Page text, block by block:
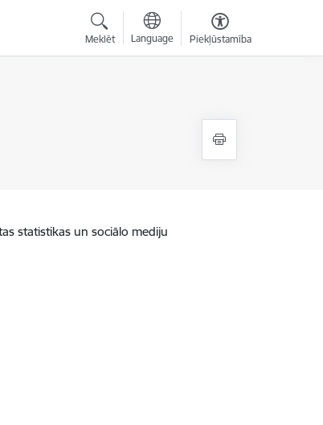
Meklēt Language Piekļūstamība
statistikas un sociālo mediju